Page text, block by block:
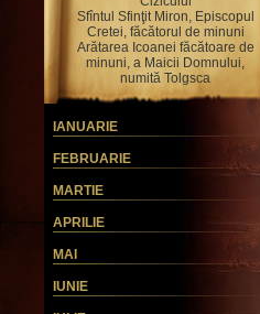
Sfîntul Sfinţit Miron, Episcopul
Cretei, făcătorul de minuni
Arătarea Icoanei făcătoare de
minuni, a Maicii Domnului,
numită Tolgsca
IANUARIE
FEBRUARIE
MARTIE
APRILIE
MAI
IUNIE